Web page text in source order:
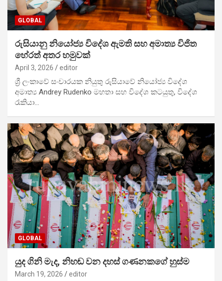
GLOBAL
රුසියානු නියෝජ්‍ය විදේශ ඇමති සහ අමාත්‍ය විජිත
හේරත් අතර හමුවක්
April 3, 2026 editor
ශ්‍රී ලංකාවේ සංචාරයක නියුතු රුසියාවේ නියෝජ්‍ය විදේශ
අමාත්‍ය Andrey Rudenko මහතා සහ විදේශ කටයුතු, විදේශ
රැකියා…
GLOBAL
යුද ගිනි මැද, නිහඬ වන දහස් ගණනකගේ හුස්ම
March 19, 2026 editor